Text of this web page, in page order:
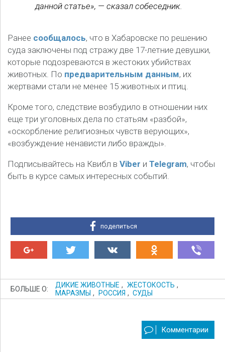
данной статье», — сказал собеседник.
Ранее сообщалось, что в Хабаровске по решению
суда заключены под стражу две 17-летние девушки,
которые подозреваются в жестоких убийствах
животных. По предварительным данным, их
жертвами стали не менее 15 животных и птиц.
Кроме того, следствие возбудило в отношении них
еще три уголовных дела по статьям «разбой»,
«оскорбление религиозных чувств верующих»,
«возбуждение ненависти либо вражды».
Подписывайтесь на Квибл в Viber и Telegram, чтобы
быть в курсе самых интересных событий.
поделиться
БОЛЬШЕ О: ДИКИЕ ЖИВОТНЫЕ , ЖЕСТОКОСТЬ ,
МАРАЗМЫ , РОССИЯ , СУДЫ
Комментарии